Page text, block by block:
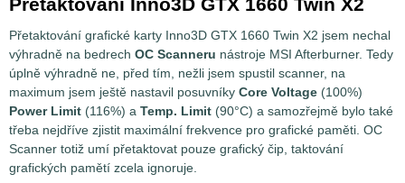
Přetaktování Inno3D GTX 1660 Twin X2
Přetaktování grafické karty Inno3D GTX 1660 Twin X2 jsem nechal
výhradně na bedrech OC Scanneru nástroje MSI Afterburner. Tedy
úplně výhradně ne, před tím, nežli jsem spustil scanner, na
maximum jsem ještě nastavil posuvníky Core Voltage (100%)
Power Limit (116%) a Temp. Limit (90°C) a samozřejmě bylo také
třeba nejdříve zjistit maximální frekvence pro grafické paměti. OC
Scanner totiž umí přetaktovat pouze grafický čip, taktování
grafických pamětí zcela ignoruje.